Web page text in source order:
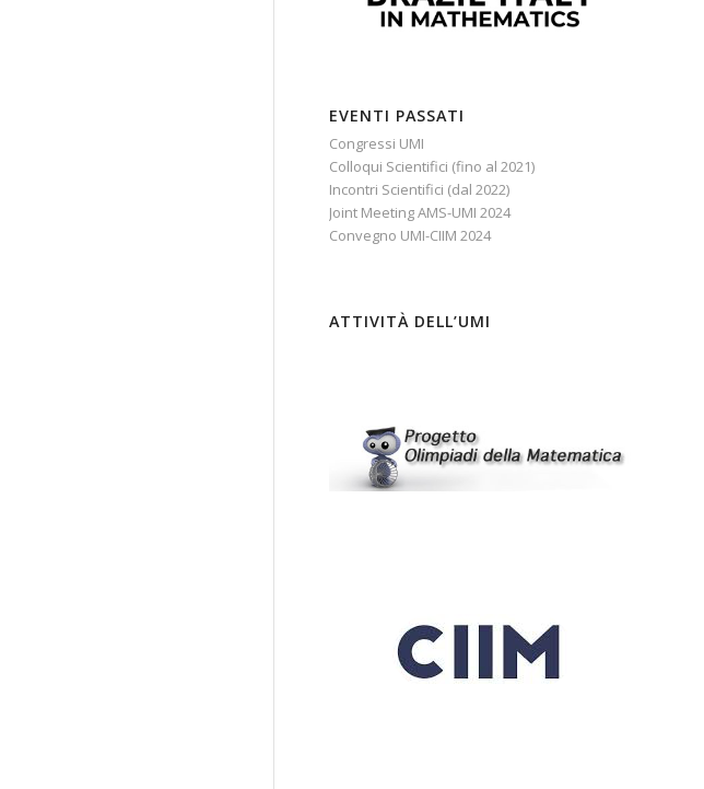
EVENTI PASSATI
Congressi UMI
Colloqui Scientifici (fino al 2021)
Incontri Scientifici (dal 2022)
Joint Meeting AMS-UMI 2024
Convegno UMI-CIIM 2024
ATTIVITÀ DELL’UMI